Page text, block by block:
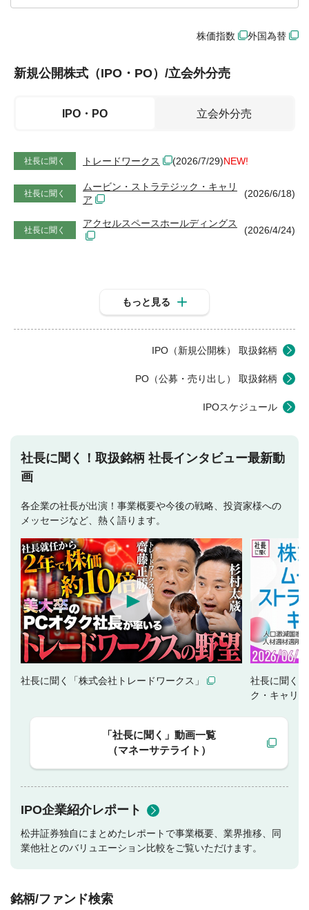
株価指数 外国為替
新規公開株式（IPO・PO）/立会外分売
IPO・PO 立会外分売
社長に聞く トレードワークス (2026/7/29)NEW!
社長に聞く
ムービン・ストラテジック・キャリ
ア
(2026/6/18)
社長に聞く
アクセルスペースホールディングス
(2026/4/24)
もっと見る
IPO（新規公開株） 取扱銘柄
PO（公募・売り出し） 取扱銘柄
IPOスケジュール
社長に聞く！取扱銘柄 社長インタビュー最新動
画
各企業の社長が出演！事業概要や今後の戦略、投資家様への
メッセージなど、熱く語ります。
社長に聞く「株式会社トレードワークス」
社長に聞く
ク・キャリ
「社長に聞く」動画一覧
（マネーサテライト）
IPO企業紹介レポート
松井証券独自にまとめたレポートで事業概要、業界推移、同
業他社とのバリュエーション比較をご覧いただけます。
銘柄/ファンド検索